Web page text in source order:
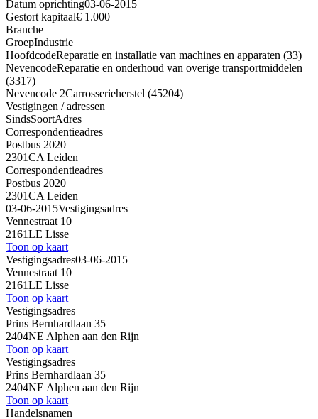
Datum oprichting03-06-2015
Gestort kapitaal€ 1.000
Branche
GroepIndustrie
HoofdcodeReparatie en installatie van machines en apparaten (33)
NevencodeReparatie en onderhoud van overige transportmiddelen
(3317)
Nevencode 2Carrosserieherstel (45204)
Vestigingen / adressen
SindsSoortAdres
Correspondentieadres
Postbus 2020
2301CA Leiden
Correspondentieadres
Postbus 2020
2301CA Leiden
03-06-2015Vestigingsadres
Vennestraat 10
2161LE Lisse
Toon op kaart
Vestigingsadres03-06-2015
Vennestraat 10
2161LE Lisse
Toon op kaart
Vestigingsadres
Prins Bernhardlaan 35
2404NE Alphen aan den Rijn
Toon op kaart
Vestigingsadres
Prins Bernhardlaan 35
2404NE Alphen aan den Rijn
Toon op kaart
Handelsnamen